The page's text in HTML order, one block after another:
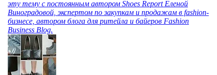
эту тему с постоянным автором Shoes Report Еленой
Виноградовой, экспертом по закупкам и продажам в fashion-
бизнесе, автором блога для ритейла и байеров Fashion
Business Blog.